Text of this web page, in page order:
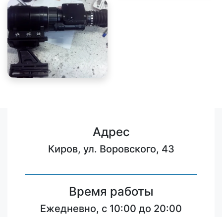
Адрес
Киров, ул. Воровского, 43
Время работы
Ежедневно, с 10:00 до 20:00